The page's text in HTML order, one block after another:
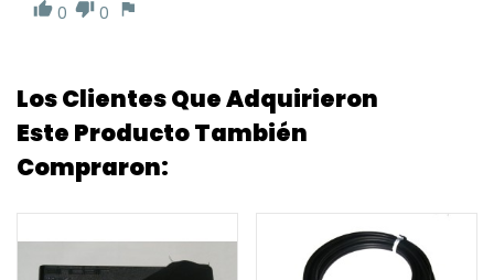
0
0
Los Clientes Que Adquirieron
Este Producto También
Compraron: